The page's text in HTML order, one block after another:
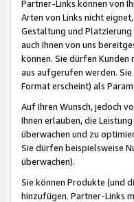
Partner-Links können von
Arten von Links nicht
Gestaltung und
auch Ihnen von uns
können. Sie dürfen Kunden
aus aufgerufen werden.
Format erscheint) als
Auf Ihren Wunsch, jedoch
Ihnen erlauben, die
überwachen und zu
Sie dürfen beispielsweise
überwachen).
Sie können Produkte (und
hinzufügen. Partner-Links